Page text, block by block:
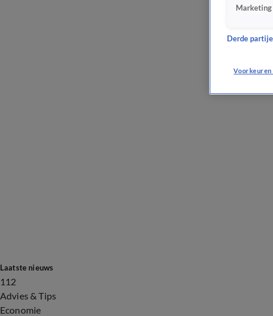
Laatste nieuws
112
Advies & Tips
Economie
Marketing
Derde
Voorkeuren